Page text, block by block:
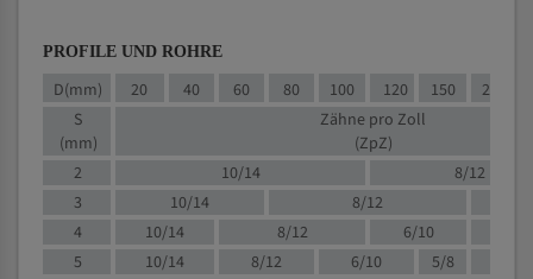
PROFILE UND ROHRE
D(mm) 20 40 60 80 100 120 150 200
S
(mm)
Zähne pro Zoll
(ZpZ)
2
10/14
8/12
3
10/14 8/12
4
10/14 8/12 6/10
5
10/14 8/12 6/10
5/8